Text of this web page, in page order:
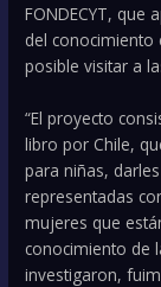
FONDECYT, que
del
posible visitar a
“El proyecto
libro por Chile,
para niñas,
representadas
mujeres que
conocimiento de
investigaron,